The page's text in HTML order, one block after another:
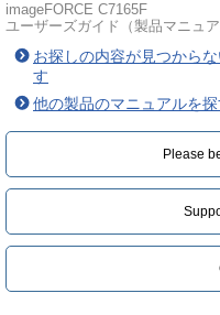
imageFORCE C7165F
ユーザーズガイド（製品マニュア
お探しの内容が見つから
す
他の製品のマニュアルを探
Please